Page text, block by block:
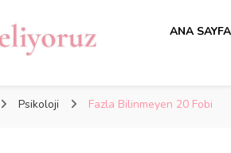
ANA SAYFA
Psikoloji Fazla Bilinmeyen 20 Fobi